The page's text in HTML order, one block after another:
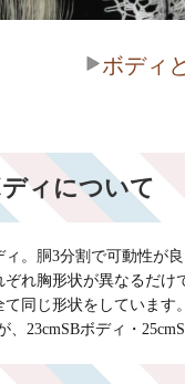
ボディ
ィについて
。胴3分割で可動性が
れ胸形状が異なるだけ
同じ形状をしています。
23cmSBボディ・